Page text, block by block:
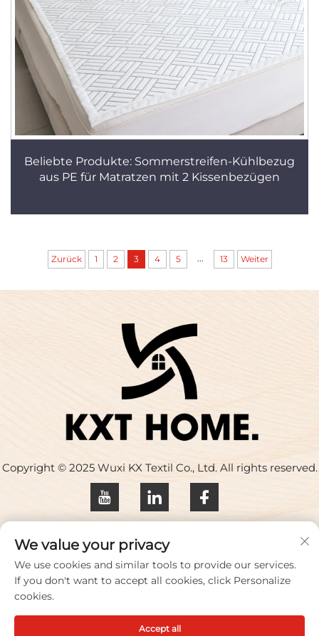
Beliebte Produkte: Sommerstreifen-Kühlbezug
aus PE für Matratzen mit 2 Kissenbezügen
Zurück 1 2 3 4 5 ... 13 Weiter
Copyright © 2025 Wuxi KX Textil Co., Ltd. All rights reserved.
Datenschutzrichtlinie
Kontaktieren Sie uns
Address: Gebäude 17, Huaqing Creative Park, Nr. 33
+86-18100656573
We value your privacy
We use cookies and similar tools to provide our services.
If you don't want to accept all cookies, click Personalize
cookies.
Accept all